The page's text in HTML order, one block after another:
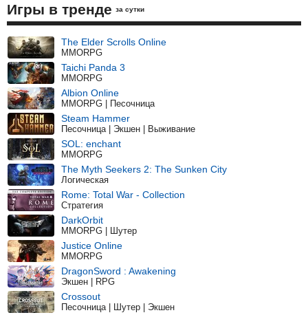
Игры в тренде за сутки
The Elder Scrolls Online
MMORPG
Taichi Panda 3
MMORPG
Albion Online
MMORPG | Песочница
Steam Hammer
Песочница | Экшен | Выживание
SOL: enchant
MMORPG
The Myth Seekers 2: The Sunken City
Логическая
Rome: Total War - Collection
Стратегия
DarkOrbit
MMORPG | Шутер
Justice Online
MMORPG
DragonSword : Awakening
Экшен | RPG
Crossout
Песочница | Шутер | Экшен